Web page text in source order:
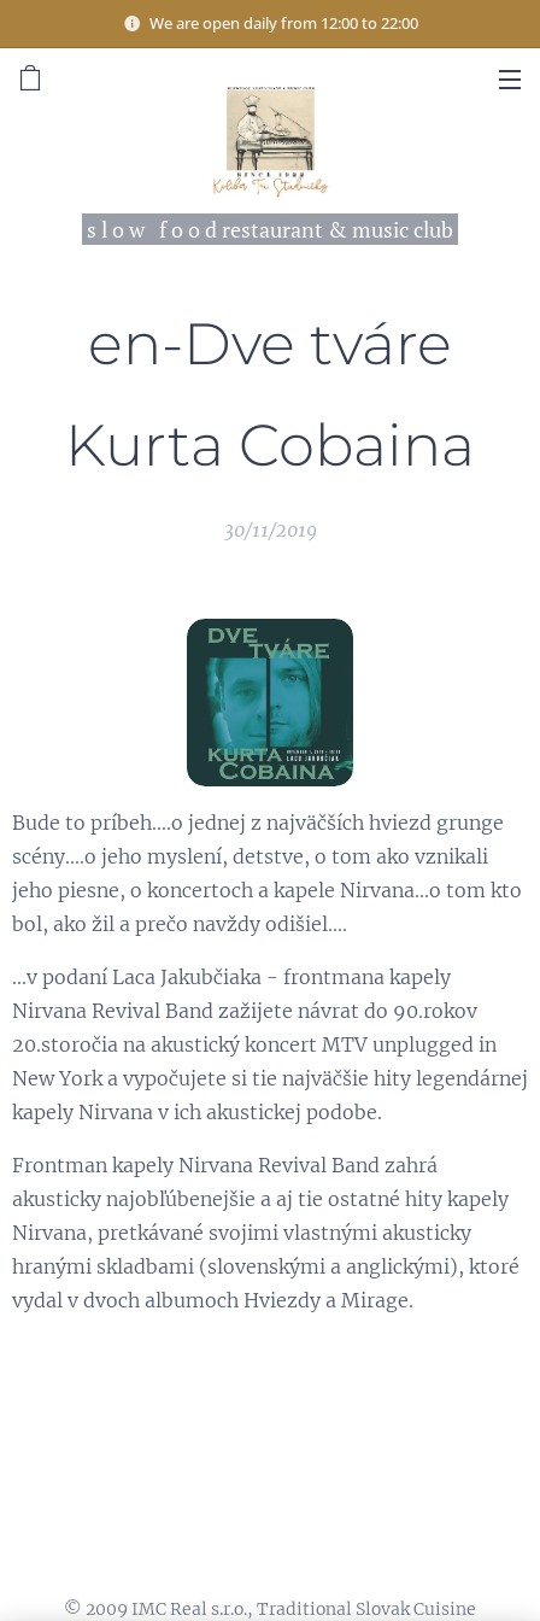
We are open daily from 12:00 to 22:00
s l o w f o o d restaurant & music club
en-Dve tváre
Kurta Cobaina
30/11/2019
Bude to príbeh....o jednej z najväčších hviezd grunge
scény....o jeho myslení, detstve, o tom ako vznikali
jeho piesne, o koncertoch a kapele Nirvana...o tom kto
bol, ako žil a prečo navždy odišiel....
...v podaní Laca Jakubčiaka - frontmana kapely
Nirvana Revival Band zažijete návrat do 90.rokov
20.storočia na akustický koncert MTV unplugged in
New York a vypočujete si tie najväčšie hity legendárnej
kapely Nirvana v ich akustickej podobe.
Frontman kapely Nirvana Revival Band zahrá
akusticky najobľúbenejšie a aj tie ostatné hity kapely
Nirvana, pretkávané svojimi vlastnými akusticky
hranými skladbami (slovenskými a anglickými), ktoré
vydal v dvoch albumoch Hviezdy a Mirage.
© 2009 IMC Real s.r.o., Traditional Slovak Cuisine